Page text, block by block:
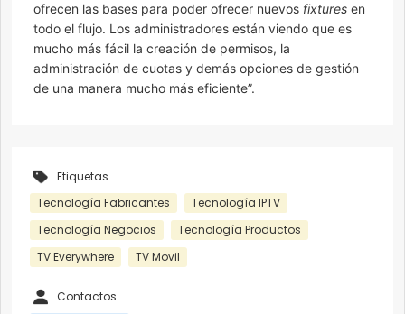
ofrecen las bases para poder ofrecer nuevos fixtures en
todo el flujo. Los administradores están viendo que es
mucho más fácil la creación de permisos, la
administración de cuotas y demás opciones de gestión
de una manera mucho más eficiente”.
Etiquetas
Tecnología Fabricantes
Tecnología IPTV
Tecnología Negocios
Tecnología Productos
TV Everywhere
TV Movil
Contactos